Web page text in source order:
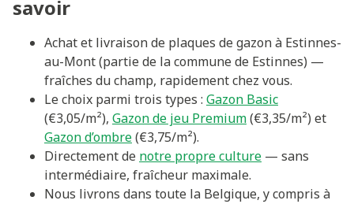
savoir
Achat et livraison de plaques de gazon à Estinnes-
au-Mont (partie de la commune de Estinnes) —
fraîches du champ, rapidement chez vous.
Le choix parmi trois types : Gazon Basic
(€3,05/m²), Gazon de jeu Premium(€3,35/m²) et
Gazon d’ombre(€3,75/m²).
Directement de notre propre culture — sans
intermédiaire, fraîcheur maximale.
Nous livrons dans toute la Belgique, y compris à